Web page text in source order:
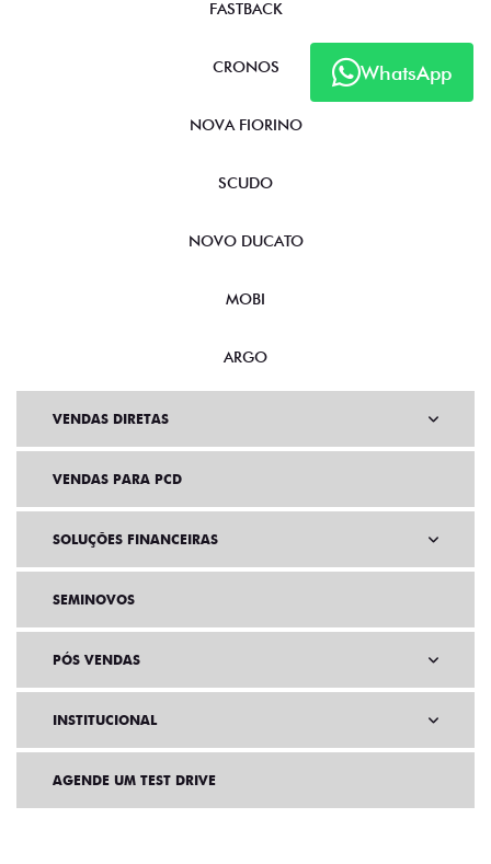
WhatsApp
FASTBACK
CRONOS
NOVA FIORINO
SCUDO
NOVO DUCATO
MOBI
ARGO
VENDAS DIRETAS
VENDAS PARA PCD
SOLUÇÕES FINANCEIRAS
SEMINOVOS
PÓS VENDAS
INSTITUCIONAL
AGENDE UM TEST DRIVE